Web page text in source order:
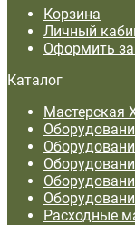
Корзина
Личный
Оформить
Каталог
Мастерская
Расходные